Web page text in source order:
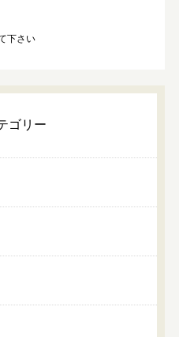
下さい
ゴリー